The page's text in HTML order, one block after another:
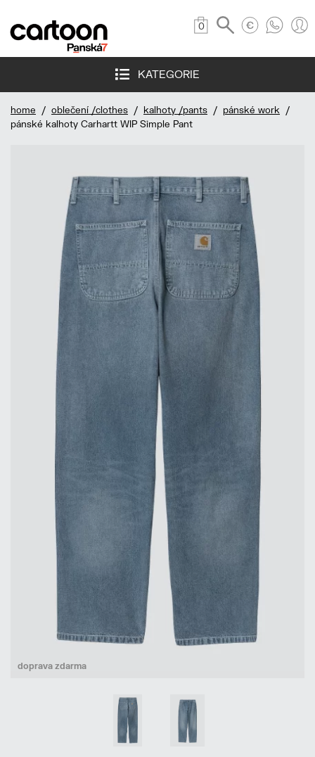
0
KATEGORIE
home / oblečení /clothes / kalhoty /pants / pánské work /
pánské kalhoty Carhartt WIP Simple Pant
doprava zdarma